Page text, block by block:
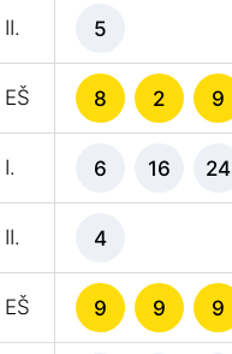
II. 5
EŠ 8 2 9
I. 6 16 24
II. 4
EŠ 9 9 9